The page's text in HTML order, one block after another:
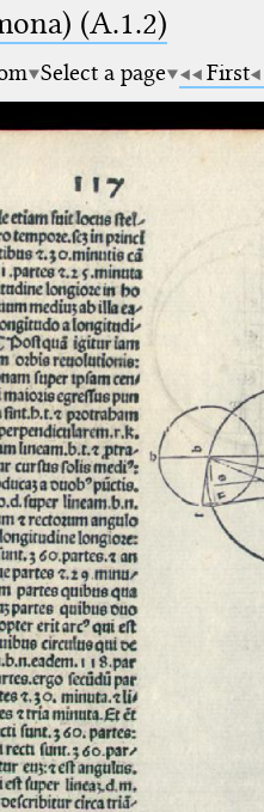
(A.1.2)
Select a page First